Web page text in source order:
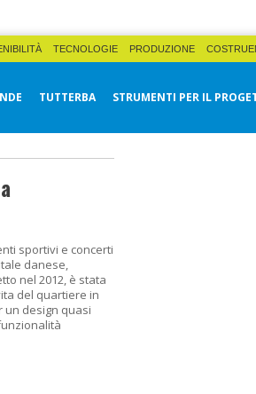
TECNOLOGIE PRODUZIONE
TUTTERBA STRUMENTI PER IL
sportivi e concerti
danese,
nel 2012, è stata
del quartiere in
un design quasi